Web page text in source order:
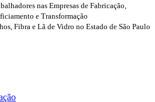
nas Empresas de Fabricação,
e Transformação
Fibra e Lã de Vidro no Estado de São Paulo